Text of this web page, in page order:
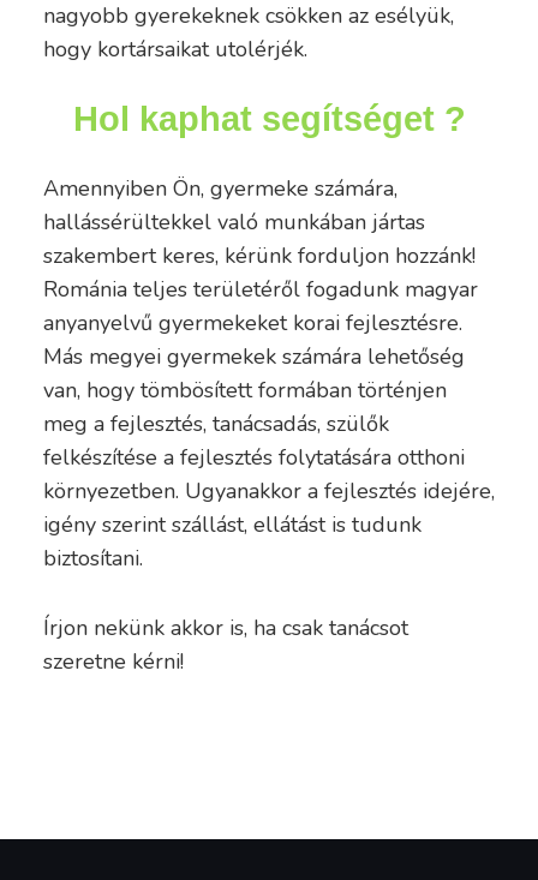
nagyobb gyerekeknek csökken az esélyük,
hogy kortársaikat utolérjék.
Hol kaphat segítséget ?
Amennyiben Ön, gyermeke számára,
hallássérültekkel való munkában jártas
szakembert keres, kérünk forduljon hozzánk!
Románia teljes területéről fogadunk magyar
anyanyelvű gyermekeket korai fejlesztésre.
Más megyei gyermekek számára lehetőség
van, hogy tömbösített formában történjen
meg a fejlesztés, tanácsadás, szülők
felkészítése a fejlesztés folytatására otthoni
környezetben. Ugyanakkor a fejlesztés idejére,
igény szerint szállást, ellátást is tudunk
biztosítani.
Írjon nekünk akkor is, ha csak tanácsot
szeretne kérni!